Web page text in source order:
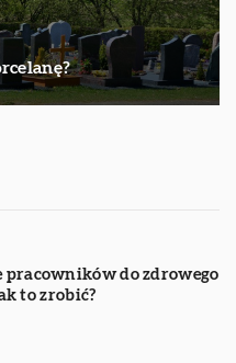
do zdrowego
to zrobić?